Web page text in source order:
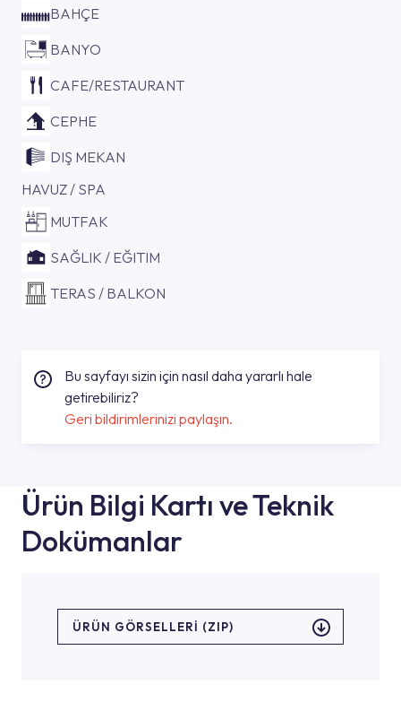
BAHÇE
BANYO
CAFE/RESTAURANT
CEPHE
DIŞ MEKAN
HAVUZ / SPA
MUTFAK
SAĞLIK / EĞITIM
TERAS / BALKON
Bu sayfayı sizin için nasıl daha yararlı hale
getirebiliriz?
Geri bildirimlerinizi paylaşın.
Ürün Bilgi Kartı ve Teknik
Dokümanlar
ÜRÜN GÖRSELLERI (ZIP)